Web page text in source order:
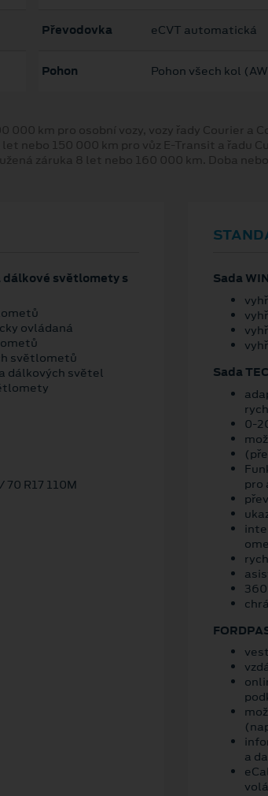
Převodovka eCVT automatická
Pohon Pohon všech kol
000 km pro osobní vozy, vozy řady Courier a
nebo 150 000 km pro vůz E-Transit a řadu
záruka 8 let nebo 160 000 km. Doba
světlomety s
ovládaná
světlometů
dálkových světel
R17 110M
Sada
Sada
0-
pro
a